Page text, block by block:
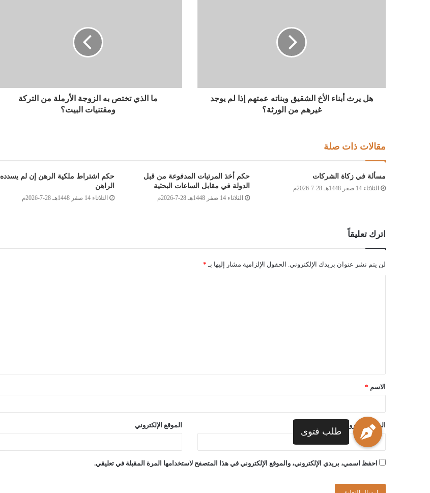
طلب فتوى
هل يرث أبناء الأخ الشقيق وبناته عمتهم إذا لم يوجد
غيرهم من الورثة؟
ما الذي تختص به الزوجة الأرملة من التركة
ومقتنيات البيت؟
مقالات ذات صلة
مسألة في زكاة الشركات
الثلاثاء 14 صفر 1448هـ 28-7-2026م
حكم أخذ المرتبات المدفوعة من قبل
الدولة في مقابل الساعات البحثية
الثلاثاء 14 صفر 1448هـ 28-7-2026م
حكم اشتراط ملكية الرهن إن لم يسدده
الراهن
الثلاثاء 14 صفر 1448هـ 28-7-2026م
اترك تعليقاً
لن يتم نشر عنوان بريدك الإلكتروني. الحقول الإلزامية مشار إليها بـ *
الاسم *
البريد الإلكتروني الموقع الإلكتروني
احفظ اسمي، بريدي الإلكتروني، والموقع الإلكتروني في هذا المتصفح لاستخدامها المرة المقبلة في تعليقي.